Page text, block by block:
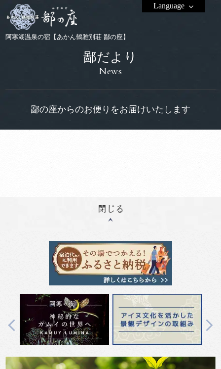
阿寒湖温泉の宿【あかん鶴雅別荘 鄙の座】
Language
鄙だより
News
鄙の座からのお便りをお届けいたします
Previous Next